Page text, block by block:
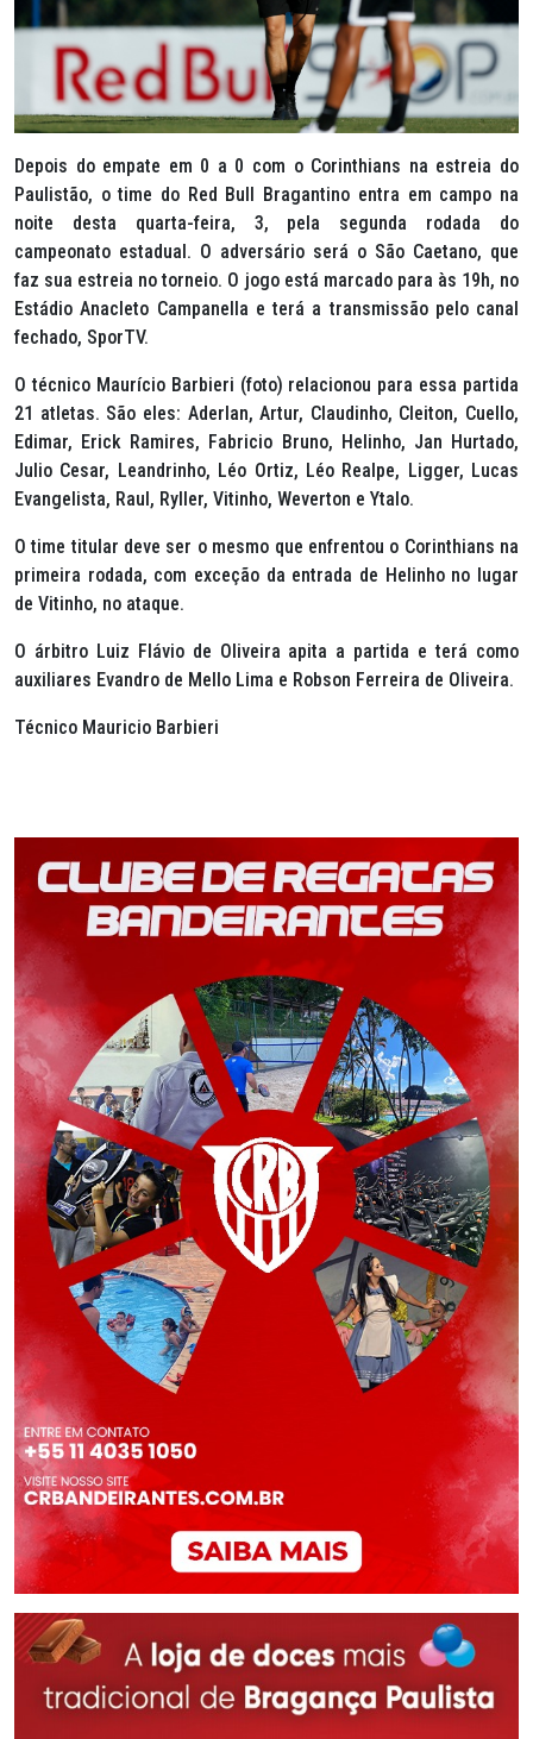
Depois do empate em 0 a 0 com o Corinthians na estreia do
Paulistão, o time do Red Bull Bragantino entra em campo na
noite desta quarta-feira, 3, pela segunda rodada do
campeonato estadual. O adversário será o São Caetano, que
faz sua estreia no torneio. O jogo está marcado para às 19h, no
Estádio Anacleto Campanella e terá a transmissão pelo canal
fechado, SporTV.
O técnico Maurício Barbieri (foto) relacionou para essa partida
21 atletas. São eles: Aderlan, Artur, Claudinho, Cleiton, Cuello,
Edimar, Erick Ramires, Fabricio Bruno, Helinho, Jan Hurtado,
Julio Cesar, Leandrinho, Léo Ortiz, Léo Realpe, Ligger, Lucas
Evangelista, Raul, Ryller, Vitinho, Weverton e Ytalo.
O time titular deve ser o mesmo que enfrentou o Corinthians na
primeira rodada, com exceção da entrada de Helinho no lugar
de Vitinho, no ataque.
O árbitro Luiz Flávio de Oliveira apita a partida e terá como
auxiliares Evandro de Mello Lima e Robson Ferreira de Oliveira.
Técnico Mauricio Barbieri